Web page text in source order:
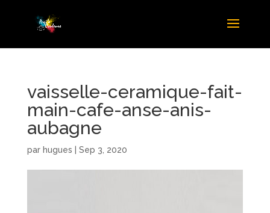
vaisselle-ceramique-fait-
main-cafe-anse-anis-
aubagne
par hugues Sep 3, 2020